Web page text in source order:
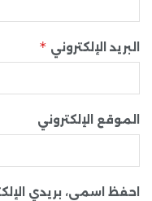
البريد الإلكتروني *
الموقع الإلكتروني
احفظ اسمي، بريدي